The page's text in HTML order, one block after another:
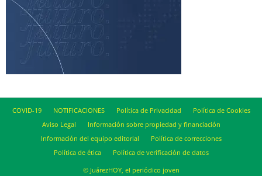
COVID-19 NOTIFICACIONES Política de Privacidad
Política de Cookies
Aviso Legal
Información sobre propiedad y financiación
Información del equipo editorial
Política de correcciones
Política de ética
Política de verificación de datos
© JuárezHOY, el periódico joven